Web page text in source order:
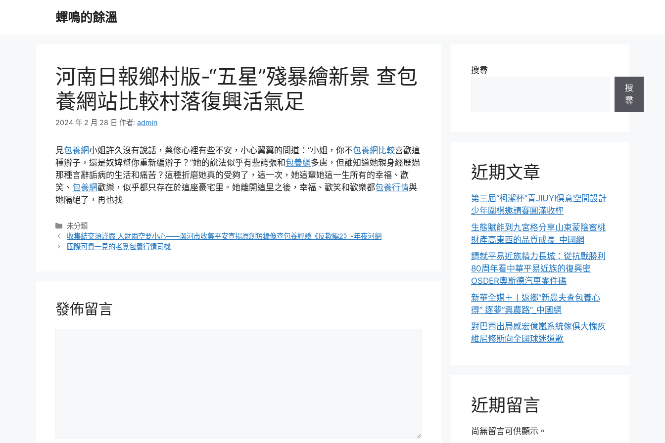
蟬鳴的餘溫
河南日報鄉村版-“五星”殘暴繪新景 查包
養網站比較村落復興活氣足
2024 年 2 月 28 日 作者: admin
見包養網小姐許久沒有說話，蔡修心裡有些不安，小心翼翼的問道：“小姐，你不包養網比較喜歡這
種辮子，還是奴婢幫你重新編辮子？”她的說法似乎有些誇張和包養網多慮，但誰知道她親身經歷過
那種言辭詬病的生活和痛苦？這種折磨她真的受夠了，這一次，她這輩她這一生所有的幸福、歡
笑、 包養網歡樂，似乎都只存在於這座豪宅里。她離開這里之後，幸福、歡笑和歡樂都包養行情與
她隔絕了，再也找
分
類
未分類
收集結交須謹嚴 人財兩空要小心——漯河市收集平安宣揚原創短錄像查包養經驗《反欺騙2》-年夜河網
國際可貴一見的老覓包養行情司機
發佈留言
搜尋
搜
尋
近期文章
第三屆“柯潔杯”青JIUYI俱意空間設計
少年圍棋邀請賽圓滿收枰
生態賦能到九宮格分享山東蒙陰蜜桃
財產高東西的品質成長_中國網
鑄就平易近族精力長城：從抗戰勝利
80周年看中華平易近族的復興密
OSDER奧斯德汽車零件碼
新華全媒＋丨返鄉“新農夫查包養心
得” 逐夢“興農路”_中國網
對巴西出局感宏億嵐系統傢俱大愧疚
維尼修斯向全國球迷道歉
近期留言
尚無留言可供顯示。